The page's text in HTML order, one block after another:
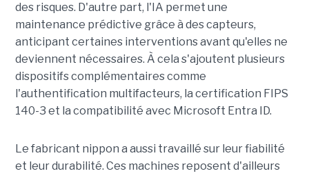
des risques. D'autre part, l'IA permet une
maintenance prédictive grâce à des capteurs,
anticipant certaines interventions avant qu'elles ne
deviennent nécessaires. À cela s'ajoutent plusieurs
dispositifs complémentaires comme
l'authentification multifacteurs, la certification FIPS
140-3 et la compatibilité avec Microsoft Entra ID.
Le fabricant nippon a aussi travaillé sur leur fiabilité
et leur durabilité. Ces machines reposent d'ailleurs